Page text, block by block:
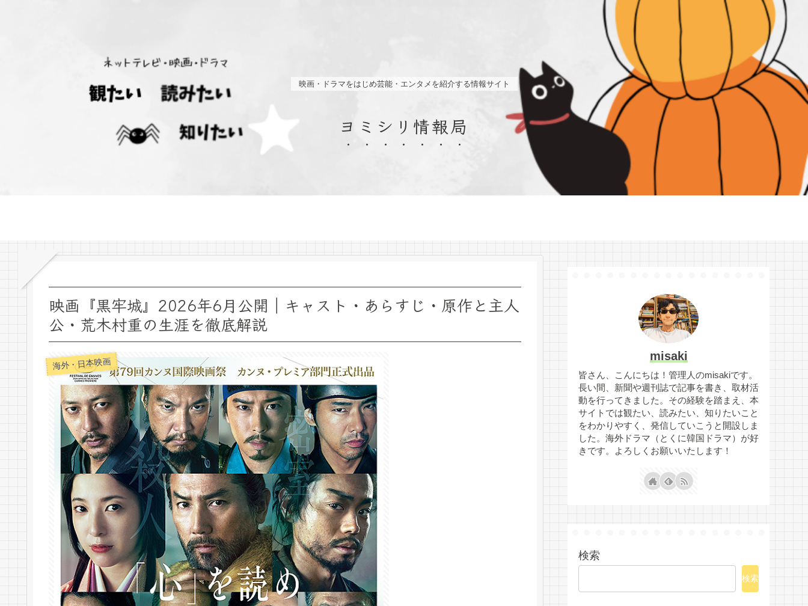
映画・ドラマをはじめ芸能・エンタメを紹介する情報サイト
ヨミシリ情報局
映画『黒牢城』2026年6月公開｜キャスト・あらすじ・原作と主人
公・荒木村重の生涯を徹底解説
海外・日本映画
misaki
皆さん、こんにちは！管理人のmisakiです。
長い間、新聞や週刊誌で記事を書き、取材活
動を行ってきました。その経験を踏まえ、本
サイトでは観たい、読みたい、知りたいこと
をわかりやすく、発信していこうと開設しま
した。海外ドラマ（とくに韓国ドラマ）が好
きです。よろしくお願いいたします！
検索
検索